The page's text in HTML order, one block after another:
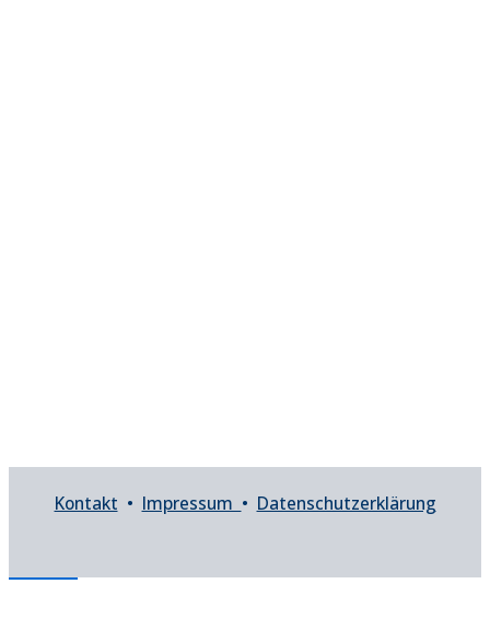
Kontakt • Impressum • Datenschutzerklärung